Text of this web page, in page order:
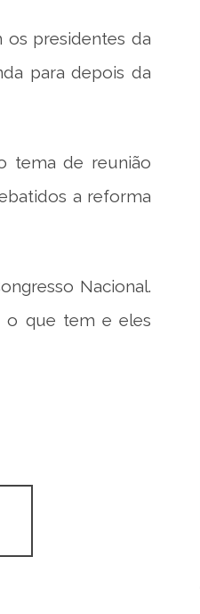
os presidentes da
para depois da
tema de reunião
a reforma
Nacional.
o que tem e eles